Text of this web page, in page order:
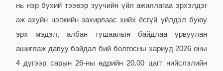
нь нэр бүхий тээвэр зуучийн үйл ажиллагаа эрхэлдэг
аж ахуйн нэгжийн захирлаас хийх ёсгүй үйлдэл буюу
эрх мэдэл, албан тушаалын байдлаа урвуулан
ашиглаж давуу байдал бий болгосны хариуд 2026 оны
4 дүгээр сарын 26-ны өдрийн 20.00 цагт нийслэлийн